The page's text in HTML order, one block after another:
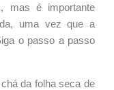
mas é importante
uma vez que a
o passo a passo
da folha seca de